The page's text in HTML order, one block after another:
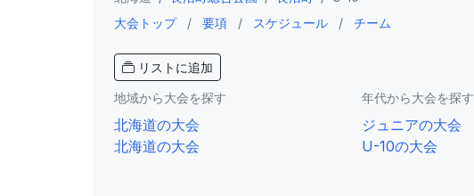
大会トップ
/ 要項 / スケジュール / チーム
リストに追加
地域から大会を探す
北海道の大会
北海道の大会
年代から大会を探す
ジュニアの大会
U-10の大会